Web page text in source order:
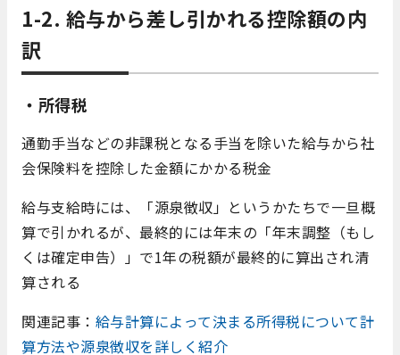
1-2. 給与から差し引かれる控除額の内
訳
・所得税
通勤手当などの非課税となる手当を除いた給与から社
会保険料を控除した金額にかかる税金
給与支給時には、「源泉徴収」というかたちで一旦概
算で引かれるが、最終的には年末の「年末調整（もし
くは確定申告）」で1年の税額が最終的に算出され清
算される
関連記事： 給与計算によって決まる所得税について計
算方法や源泉徴収を詳しく紹介